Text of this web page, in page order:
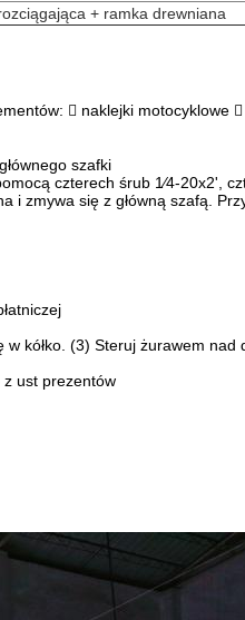
+ ramka drewniana
 naklejki motocyklowe
szafki
czterech śrub 1⁄4-20x2',
i zmywa się z główną szafą.
kółko. (3) Steruj żurawem
z ust prezentów